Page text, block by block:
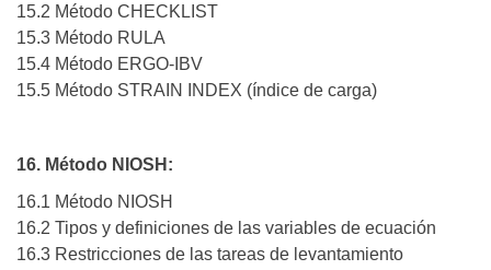
15.2 Método CHECKLIST
15.3 Método RULA
15.4 Método ERGO-IBV
15.5 Método STRAIN INDEX (índice de carga)
16. Método NIOSH:
16.1 Método NIOSH
16.2 Tipos y definiciones de las variables de ecuación
16.3 Restricciones de las tareas de levantamiento